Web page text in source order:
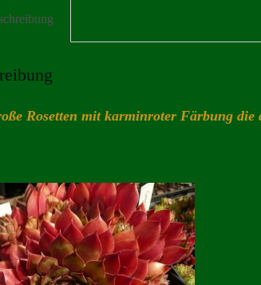
Rosetten mit karminroter Färbung die